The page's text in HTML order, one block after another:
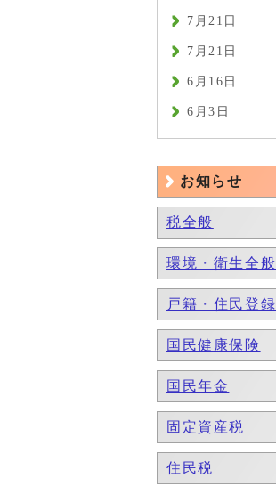
7月21日
7月21日
6月16日
6月3日
お知らせ
税全般
環境・衛生全般
戸籍・住民登録
国民健康保険
国民年金
固定資産税
住民税